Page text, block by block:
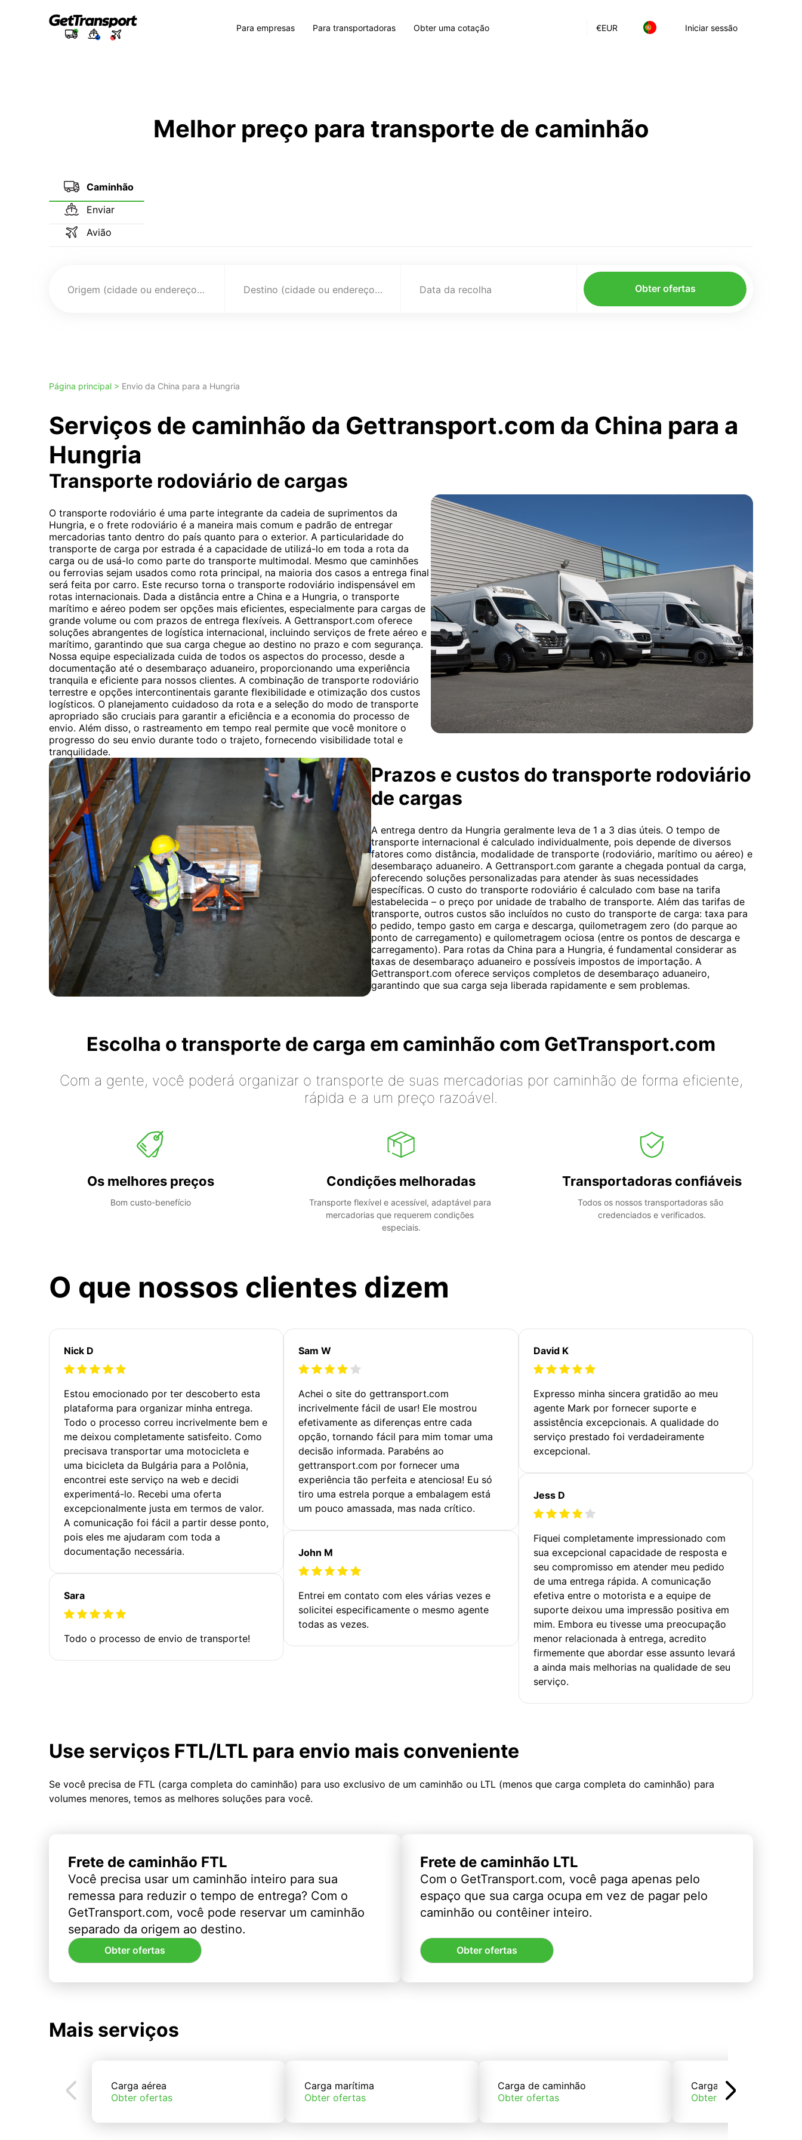
€EUR Iniciar sessão
Para empresas Para transportadoras Obter uma cotação
Melhor preço para transporte de caminhão
Caminhão
Enviar
Avião
Origem (cidade ou endereço) Destino (cidade ou endereço) Data da recolha Obter ofertas
Página principal > Envio da China para a Hungria
Serviços de caminhão da Gettransport.com da China para a
Hungria
Transporte rodoviário de cargas
O transporte rodoviário é uma parte integrante da cadeia de suprimentos da
Hungria, e o frete rodoviário é a maneira mais comum e padrão de entregar
mercadorias tanto dentro do país quanto para o exterior. A particularidade do
transporte de carga por estrada é a capacidade de utilizá-lo em toda a rota da
carga ou de usá-lo como parte do transporte multimodal. Mesmo que caminhões
ou ferrovias sejam usados ​​como rota principal, na maioria dos casos a entrega final
será feita por carro. Este recurso torna o transporte rodoviário indispensável em
rotas internacionais. Dada a distância entre a China e a Hungria, o transporte
marítimo e aéreo podem ser opções mais eficientes, especialmente para cargas de
grande volume ou com prazos de entrega flexíveis. A Gettransport.com oferece
soluções abrangentes de logística internacional, incluindo serviços de frete aéreo e
marítimo, garantindo que sua carga chegue ao destino no prazo e com segurança.
Nossa equipe especializada cuida de todos os aspectos do processo, desde a
documentação até o desembaraço aduaneiro, proporcionando uma experiência
tranquila e eficiente para nossos clientes. A combinação de transporte rodoviário
terrestre e opções intercontinentais garante flexibilidade e otimização dos custos
logísticos. O planejamento cuidadoso da rota e a seleção do modo de transporte
apropriado são cruciais para garantir a eficiência e a economia do processo de
envio. Além disso, o rastreamento em tempo real permite que você monitore o
progresso do seu envio durante todo o trajeto, fornecendo visibilidade total e
tranquilidade.
Prazos e custos do transporte rodoviário
de cargas
A entrega dentro da Hungria geralmente leva de 1 a 3 dias úteis. O tempo de
transporte internacional é calculado individualmente, pois depende de diversos
fatores como distância, modalidade de transporte (rodoviário, marítimo ou aéreo) e
desembaraço aduaneiro. A Gettransport.com garante a chegada pontual da carga,
oferecendo soluções personalizadas para atender às suas necessidades
específicas. O custo do transporte rodoviário é calculado com base na tarifa
estabelecida – o preço por unidade de trabalho de transporte. Além das tarifas de
transporte, outros custos são incluídos no custo do transporte de carga: taxa para
o pedido, tempo gasto em carga e descarga, quilometragem zero (do parque ao
ponto de carregamento) e quilometragem ociosa (entre os pontos de descarga e
carregamento). Para rotas da China para a Hungria, é fundamental considerar as
taxas de desembaraço aduaneiro e possíveis impostos de importação. A
Gettransport.com oferece serviços completos de desembaraço aduaneiro,
garantindo que sua carga seja liberada rapidamente e sem problemas.
Escolha o transporte de carga em caminhão com GetTransport.com
Com a gente, você poderá organizar o transporte de suas mercadorias por caminhão de forma eficiente,
rápida e a um preço razoável.
Os melhores preços
Bom custo-benefício
Condições melhoradas
Transporte flexível e acessível, adaptável para
mercadorias que requerem condições
especiais.
Transportadoras confiáveis
Todos os nossos transportadoras são
credenciados e verificados.
O que nossos clientes dizem
Nick D
Estou emocionado por ter descoberto esta
plataforma para organizar minha entrega.
Todo o processo correu incrivelmente bem e
me deixou completamente satisfeito. Como
precisava transportar uma motocicleta e
uma bicicleta da Bulgária para a Polônia,
encontrei este serviço na web e decidi
experimentá-lo. Recebi uma oferta
excepcionalmente justa em termos de valor.
A comunicação foi fácil a partir desse ponto,
pois eles me ajudaram com toda a
documentação necessária.
Sara
Todo o processo de envio de transporte!
Sam W
Achei o site do gettransport.com
incrivelmente fácil de usar! Ele mostrou
efetivamente as diferenças entre cada
opção, tornando fácil para mim tomar uma
decisão informada. Parabéns ao
gettransport.com por fornecer uma
experiência tão perfeita e atenciosa! Eu só
tiro uma estrela porque a embalagem está
um pouco amassada, mas nada crítico.
John M
Entrei em contato com eles várias vezes e
solicitei especificamente o mesmo agente
todas as vezes.
David K
Expresso minha sincera gratidão ao meu
agente Mark por fornecer suporte e
assistência excepcionais. A qualidade do
serviço prestado foi verdadeiramente
excepcional.
Jess D
Fiquei completamente impressionado com
sua excepcional capacidade de resposta e
seu compromisso em atender meu pedido
de uma entrega rápida. A comunicação
efetiva entre o motorista e a equipe de
suporte deixou uma impressão positiva em
mim. Embora eu tivesse uma preocupação
menor relacionada à entrega, acredito
firmemente que abordar esse assunto levará
a ainda mais melhorias na qualidade de seu
serviço.
Use serviços FTL/LTL para envio mais conveniente
Se você precisa de FTL (carga completa do caminhão) para uso exclusivo de um caminhão ou LTL (menos que carga completa do caminhão) para
volumes menores, temos as melhores soluções para você.
Frete de caminhão FTL
Você precisa usar um caminhão inteiro para sua
remessa para reduzir o tempo de entrega? Com o
GetTransport.com, você pode reservar um caminhão
separado da origem ao destino.
Obter ofertas
Frete de caminhão LTL
Com o GetTransport.com, você paga apenas pelo
espaço que sua carga ocupa em vez de pagar pelo
caminhão ou contêiner inteiro.
Obter ofertas
Mais serviços
Carga aérea
Obter ofertas
Carga marítima
Obter ofertas
Carga de caminhão
Obter ofertas
Carga de trem
Obter ofertas